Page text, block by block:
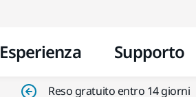
Esperienza Supporto
Reso gratuito entro 14 giorni